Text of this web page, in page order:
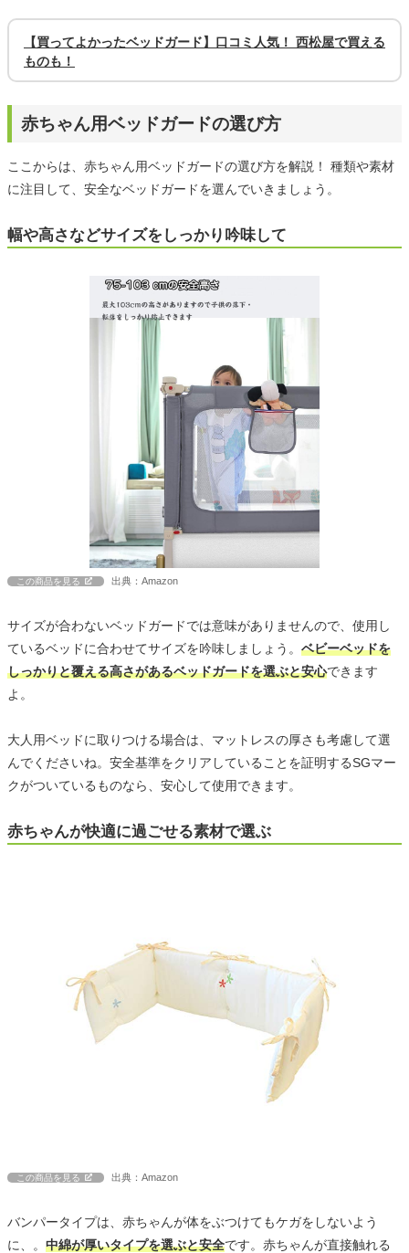
【買ってよかったベッドガード】口コミ人気！ 西松屋で買える
ものも！
赤ちゃん用ベッドガードの選び方
ここからは、赤ちゃん用ベッドガードの選び方を解説！ 種類や素材
に注目して、安全なベッドガードを選んでいきましょう。
幅や高さなどサイズをしっかり吟味して
この商品を見る 出典：Amazon
サイズが合わないベッドガードでは意味がありませんので、使用し
ているベッドに合わせてサイズを吟味しましょう。 ベビーベッドを
しっかりと覆える高さがあるベッドガードを選ぶと安心できます
よ。
大人用ベッドに取りつける場合は、マットレスの厚さも考慮して選
んでくださいね。安全基準をクリアしていることを証明するSGマー
クがついているものなら、安心して使用できます。
赤ちゃんが快適に過ごせる素材で選ぶ
この商品を見る 出典：Amazon
バンパータイプは、赤ちゃんが体をぶつけてもケガをしないよう
に、。 中綿が厚いタイプを選ぶと安全です。赤ちゃんが直接触れる